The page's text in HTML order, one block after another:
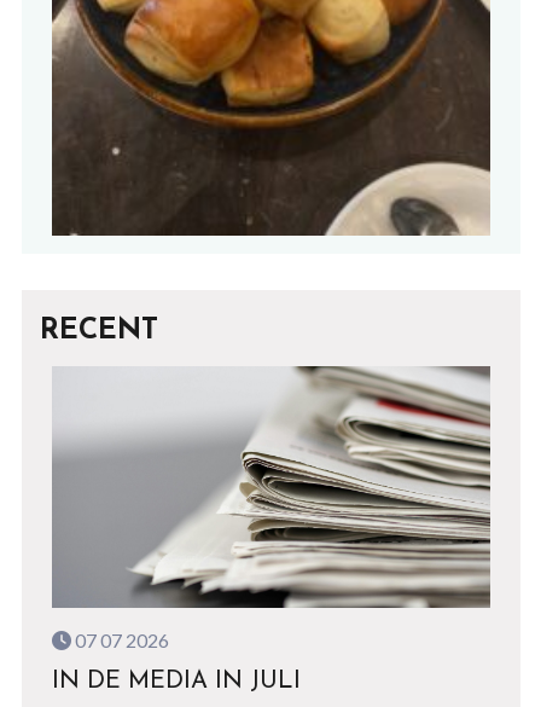
RECENT
07 07 2026
IN DE MEDIA IN JULI